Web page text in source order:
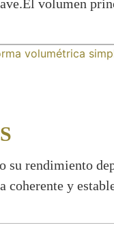
volumen
rendimiento
y